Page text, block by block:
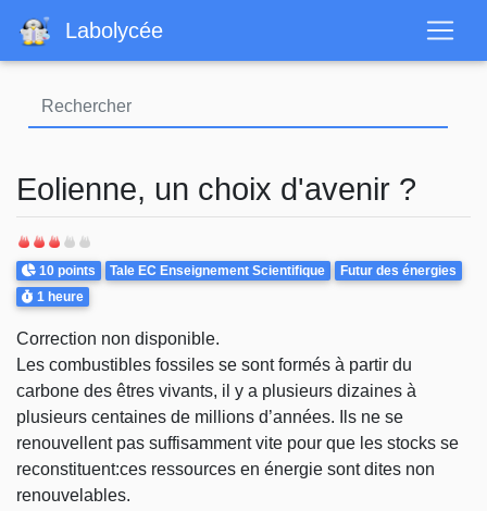
contenu
Labolycée
Eolienne, un choix d'avenir ?
Points
10 points Theme
Tale EC Enseignement Scientifique Futur des énergies
Durée
1 heure
Correction non disponible.
Les combustibles fossiles se sont formés à partir du
carbone des êtres vivants, il y a plusieurs dizaines à
plusieurs centaines de millions d’années. Ils ne se
renouvellent pas suffisamment vite pour que les stocks se
reconstituent:ces ressources en énergie sont dites non
renouvelables.